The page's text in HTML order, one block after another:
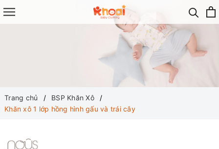
Trang chủ
BSP Khăn Xô
Khăn xô 1 lớp hồng hình gấu và trái cây